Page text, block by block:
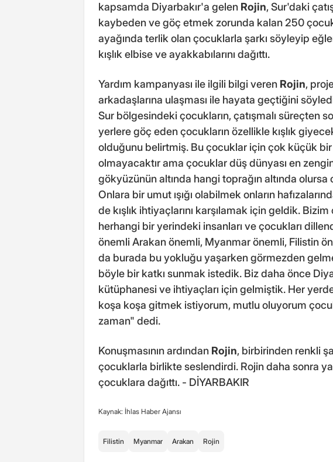
kapsamda Diyarbakır'a gelen Rojin, Sur'daki
kaybeden ve göç etmek zorunda kalan 250
ayağında terlik olan çocuklarla şarkı söyleyip
kışlık elbise ve ayakkabılarını dağıttı.
Yardım kampanyası ile ilgili bilgi veren Rojin,
arkadaşlarına ulaşması ile hayata geçtiğini
Sur bölgesindeki çocukların, çatışmalı süreçten
yerlere göç eden çocukların özellikle kışlık
olduğunu belirtmiş. Bu çocuklar için çok küçük
olmayacaktır ama çocuklar düş dünyası en
gökyüzünün altında hangi toprağın altında olursa
Onlara bir umut ışığı olabilmek onların
de kışlık ihtiyaçlarını karşılamak için geldik.
herhangi bir yerindeki insanları ve çocukları
önemli Arakan önemli, Myanmar önemli, Filistin
da burada bu yokluğu yaşarken görmezden
böyle bir katkı sunmak istedik. Biz daha önce
kütüphanesi ve ihtiyaçları için gelmiştik. Her
koşa koşa gitmek istiyorum, mutlu oluyorum
zaman" dedi.
Konuşmasının ardından Rojin, birbirinden renkli
çocuklarla birlikte seslendirdi. Rojin daha sonra
çocuklara dağıttı. - DİYARBAKIR
Kaynak: İhlas Haber Ajansı
Filistin Myanmar Arakan Rojin